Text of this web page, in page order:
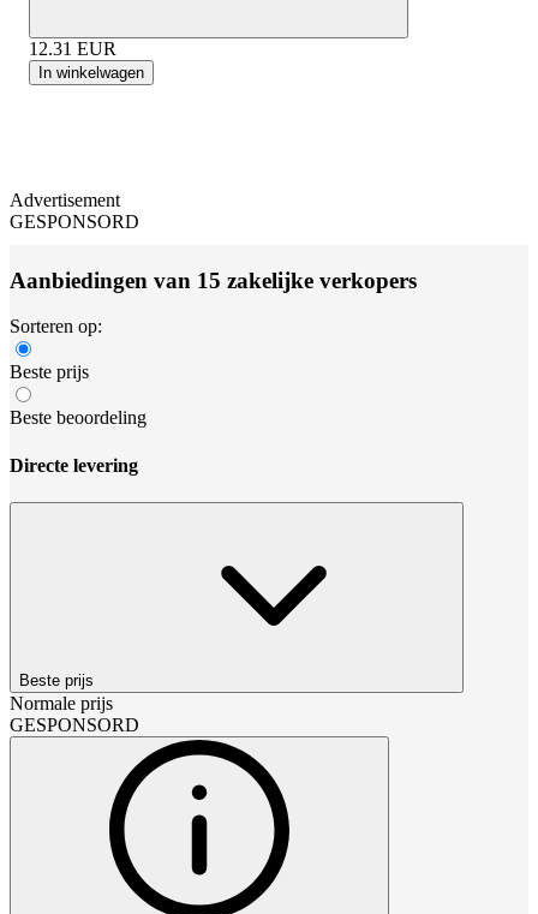
12.31 EUR
In winkelwagen
Advertisement
GESPONSORD
Aanbiedingen van 15 zakelijke verkopers
Sorteren op:
Beste prijs
Beste beoordeling
Directe levering
Beste prijs
Normale prijs
GESPONSORD